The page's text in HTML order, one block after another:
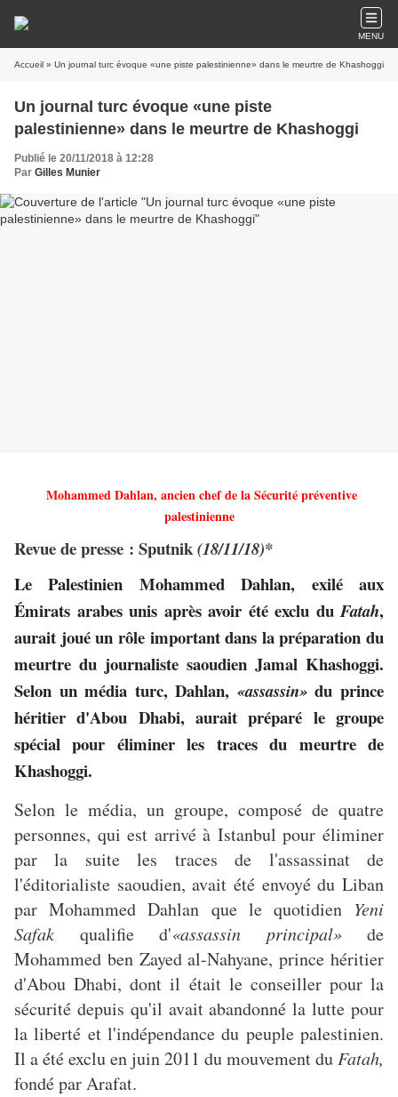
MENU
Accueil » Un journal turc évoque «une piste palestinienne» dans le meurtre de Khashoggi
Un journal turc évoque «une piste
palestinienne» dans le meurtre de Khashoggi
Publié le 20/11/2018 à 12:28
Par Gilles Munier
Mohammed Dahlan, ancien chef de la Sécurité préventive
palestinienne
Revue de presse : Sputnik(18/11/18)*
Le Palestinien Mohammed Dahlan, exilé aux
Émirats arabes unis après avoir été exclu duFatah,
aurait joué un rôle important dans la préparation du
meurtre du journaliste saoudien Jamal Khashoggi.
Selon un média turc, Dahlan, «assassin»du prince
héritier d'Abou Dhabi, aurait préparé le groupe
spécial pour éliminer les traces du meurtre de
Khashoggi.
Selon le média, un groupe, composé de quatre
personnes, qui est arrivé à Istanbul pour éliminer
par la suite les traces de l'assassinat de
l'éditorialiste saoudien, avait été envoyé du Liban
par Mohammed Dahlan que le quotidien Yeni
Safak qualifie d'«assassin principal»de
Mohammed ben Zayed al-Nahyane, prince héritier
d'Abou Dhabi, dont il était le conseiller pour la
sécurité depuis qu'il avait abandonné la lutte pour
la liberté et l'indépendance du peuple palestinien.
Il a été exclu en juin 2011 du mouvement du Fatah,
fondé par Arafat.